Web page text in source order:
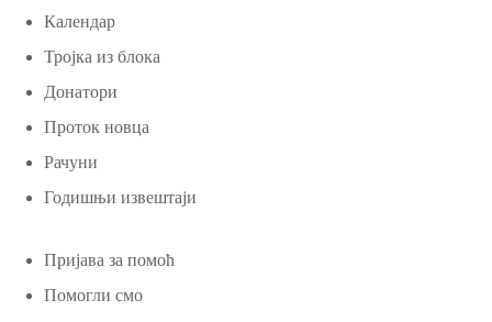
Календар
Тројка из блока
Донатори
Проток новца
Рачуни
Годишњи извештаји
Пријава за помоћ
Помогли смо